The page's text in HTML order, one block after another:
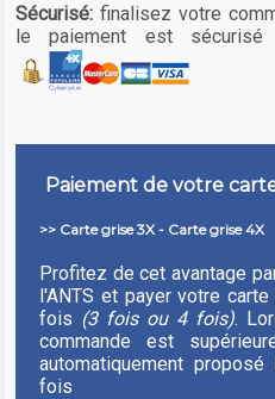
Sécurisé: finalisez votre
le paiement est sécurisé
Paiement de votre
>> Carte grise 3X - Carte grise 4X
Profitez de cet avantage
l'ANTS et payer votre
fois (3 fois ou 4 fois).
commande est
automatiquement
fois